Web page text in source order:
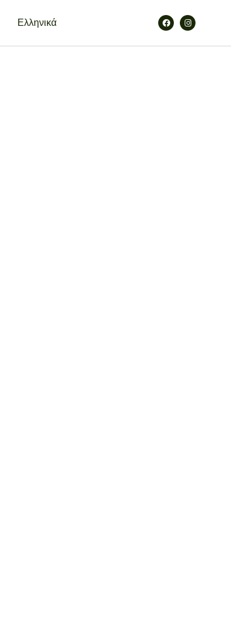
Ελληνικά